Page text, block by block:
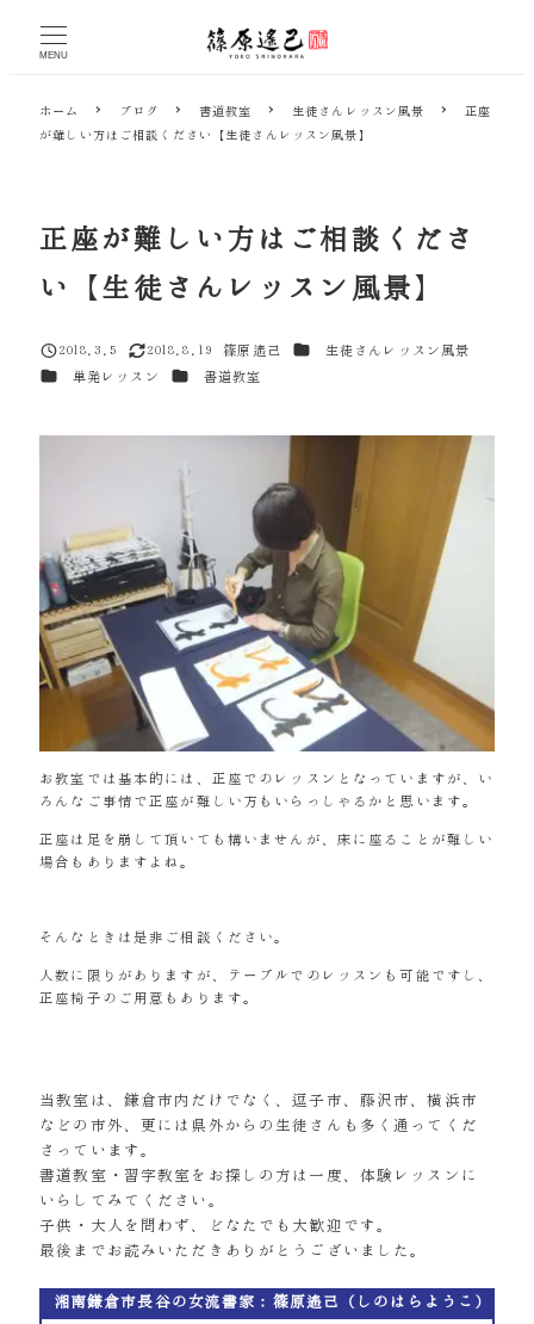
MENU
ホーム ブログ 書道教室 生徒さんレッスン風景
正座
が難しい方はご相談ください【生徒さんレッスン風景】
正座が難しい方はご相談くださ
い【生徒さんレッスン風景】
投稿日
2018.3.5
更新日
2018.8.19
篠原遙己 カテゴリー生徒さんレッスン風景
カテゴリー
単発レッスン カテゴリー
書道教室
お教室では基本的には、正座でのレッスンとなっていますが、い
ろんなご事情で正座が難しい方もいらっしゃるかと思います。
正座は足を崩して頂いても構いませんが、床に座ることが難しい
場合もありますよね。
そんなときは是非ご相談ください。
人数に限りがありますが、テーブルでのレッスンも可能ですし、
正座椅子のご用意もあります。
当教室は、鎌倉市内だけでなく、逗子市、藤沢市、横浜市
などの市外、更には県外からの生徒さんも多く通ってくだ
さっています。
書道教室・習字教室をお探しの方は一度、体験レッスンに
いらしてみてください。
子供・大人を問わず、どなたでも大歓迎です。
最後までお読みいただきありがとうございました。
湘南鎌倉市長谷の女流書家：篠原遙己（しのはらようこ）